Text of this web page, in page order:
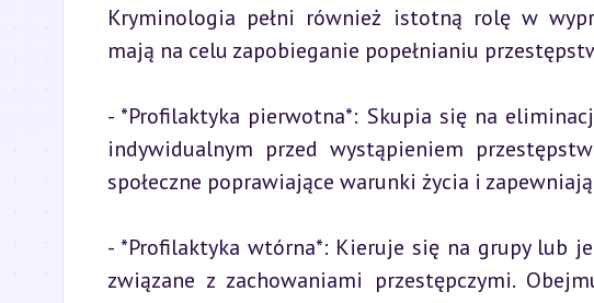
Kryminologia pełni również istotną rolę w
mają na celu zapobieganie popełnianiu
- *Profilaktyka pierwotna*: Skupia się na
indywidualnym przed wystąpieniem
społeczne poprawiające warunki życia i
- *Profilaktyka wtórna*: Kieruje się na grupy lub
związane z zachowaniami przestępczymi.